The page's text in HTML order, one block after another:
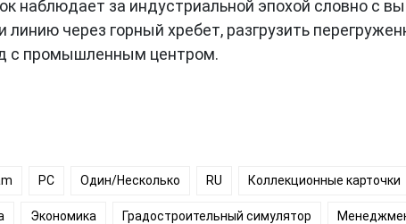
наблюдает за индустриальной эпохой словно с
через горный хребет, разгрузить
с промышленным центром.
PC Один/Несколько RU Коллекционные карточки
Экономика Градостроительный симулятор